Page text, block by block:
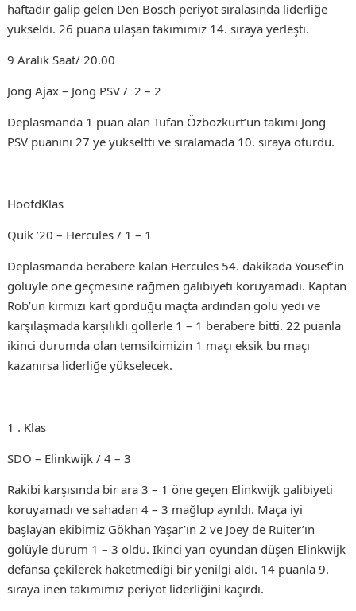
haftadır galip gelen Den Bosch periyot sıralasında liderliğe
yükseldi. 26 puana ulaşan takımımız 14. sıraya yerleşti.
9 Aralık Saat/ 20.00
Jong Ajax – Jong PSV / 2 – 2
Deplasmanda 1 puan alan Tufan Özbozkurt’un takımı Jong
PSV puanını 27 ye yükseltti ve sıralamada 10. sıraya oturdu.
HoofdKlas
Quik ’20 – Hercules / 1 – 1
Deplasmanda berabere kalan Hercules 54. dakikada Yousef’in
golüyle öne geçmesine rağmen galibiyeti koruyamadı. Kaptan
Rob’un kırmızı kart gördüğü maçta ardından golü yedi ve
karşılaşmada karşılıklı gollerle 1 – 1 berabere bitti. 22 puanla
ikinci durumda olan temsilcimizin 1 maçı eksik bu maçı
kazanırsa liderliğe yükselecek.
1 . Klas
SDO – Elinkwijk / 4 – 3
Rakibi karşısında bir ara 3 – 1 öne geçen Elinkwijk galibiyeti
koruyamadı ve sahadan 4 – 3 mağlup ayrıldı. Maça iyi
başlayan ekibimiz Gökhan Yaşar’ın 2 ve Joey de Ruiter’ın
golüyle durum 1 – 3 oldu. İkinci yarı oyundan düşen Elinkwijk
defansa çekilerek haketmediği bir yenilgi aldı. 14 puanla 9.
sıraya inen takımımız periyot liderliğini kaçırdı.